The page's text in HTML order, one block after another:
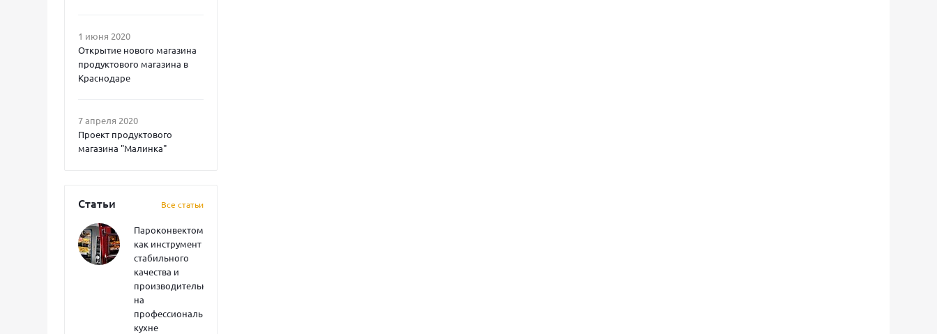
1 июня 2020
Открытие нового магазина
продуктового магазина в
Краснодаре
7 апреля 2020
Проект продуктового
магазина "Малинка"
Статьи Все статьи
Пароконвектоматы
как инструмент
стабильного
качества и
производительности
на
профессиональной
кухне